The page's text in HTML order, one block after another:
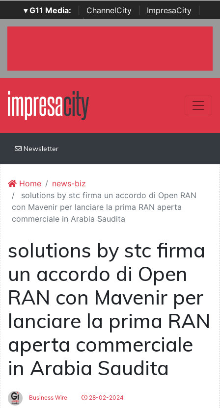
▾ G11 Media: ChannelCity ImpresaCity
SecurityOpenLab | Italian Channel Awards | Italian
Newsletter
Home
news-biz
solutions by stc firma un accordo di Open RAN
con Mavenir per lanciare la prima RAN aperta
commerciale in Arabia Saudita
solutions by stc firma
un accordo di Open
RAN con Mavenir per
lanciare la prima RAN
aperta commerciale
in Arabia Saudita
Business Wire
28-02-2024